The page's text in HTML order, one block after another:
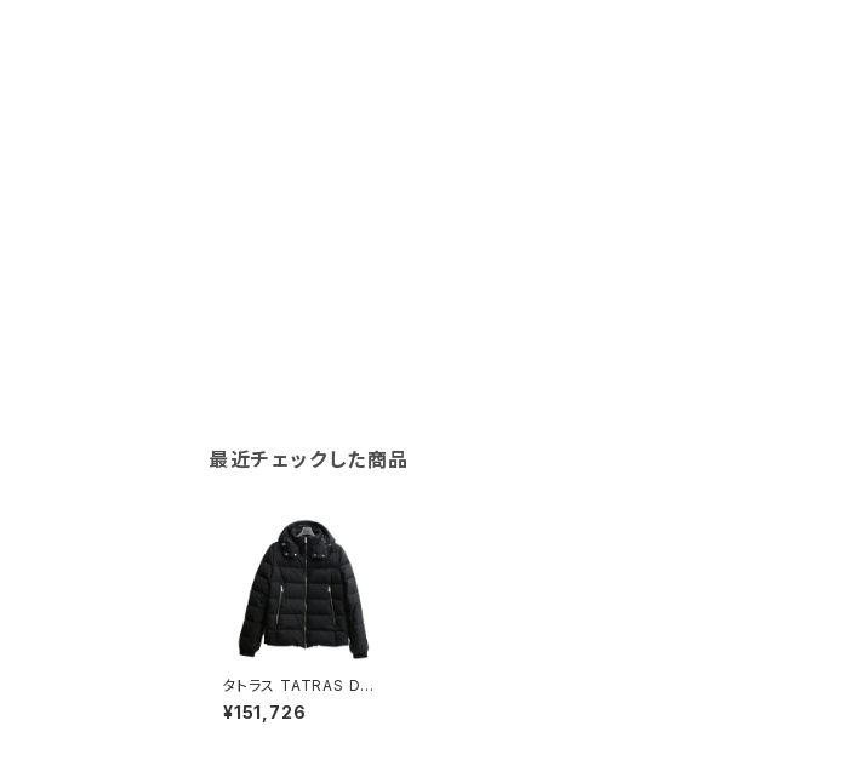
最近チェックした商品
タトラス TATRAS DO
MIZIANO ダウンコート
MTATA4289-D-BK-
¥151,726